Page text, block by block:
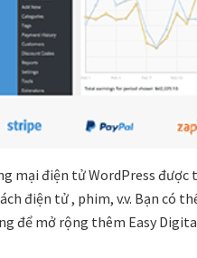
mại điện tử WordPress được
điện tử , phim, v.v. Bạn có
để mở rộng thêm Easy